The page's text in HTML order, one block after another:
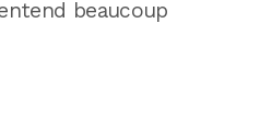
beaucoup